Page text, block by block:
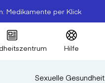
Medikamente per Klick
Hilfe
Sexuelle Gesundheit